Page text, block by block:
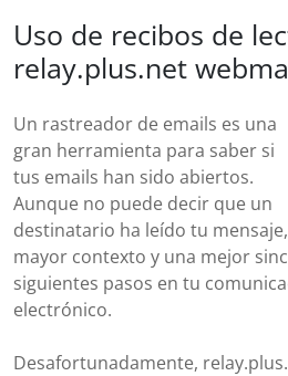
Uso de recibos de
relay.plus.net
Un rastreador de emails es una
gran herramienta para saber si
tus emails han sido abiertos.
Aunque no puede decir que un
destinatario ha leído tu
mayor contexto y una mejor
siguientes pasos en tu
electrónico.
Desafortunadamente,